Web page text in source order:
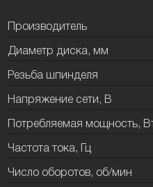
Производитель
Диаметр диска, мм
Резьба шпинделя
Напряжение сети, В
Потребляемая мощность,
Частота тока, Гц
Число оборотов, об/мин